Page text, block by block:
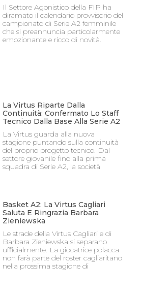
Il Settore Agonistico della FIP ha
diramato il calendario provvisorio del
campionato di Serie A2 femminile
che si preannuncia particolarmente
emozionante e ricco di novità.
La Virtus Riparte Dalla
Continuità: Confermato Lo Staff
Tecnico Dalla Base Alla Serie A2
La Virtus guarda alla nuova
stagione puntando sulla continuità
del proprio progetto tecnico. Dal
settore giovanile fino alla prima
squadra di Serie A2, la società
Basket A2: La Virtus Cagliari
Saluta E Ringrazia Barbara
Zieniewska
Le strade della Virtus Cagliari e di
Barbara Zieniewska si separano
ufficialmente. La giocatrice polacca
non farà parte del roster cagliaritano
nella prossima stagione di